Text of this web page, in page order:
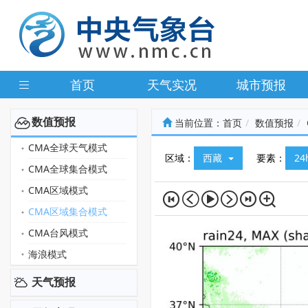
首页 天气实况 城市预报
数值预报
CMA全球天气模式
CMA全球集合模式
CMA区域模式
CMA区域集合模式
CMA台风模式
海浪模式
天气预报
当前位置： 首页 数值预报
区域： 西藏 要素：